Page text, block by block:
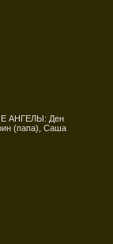
АНГЕЛЫ: Ден
(папа), Саша